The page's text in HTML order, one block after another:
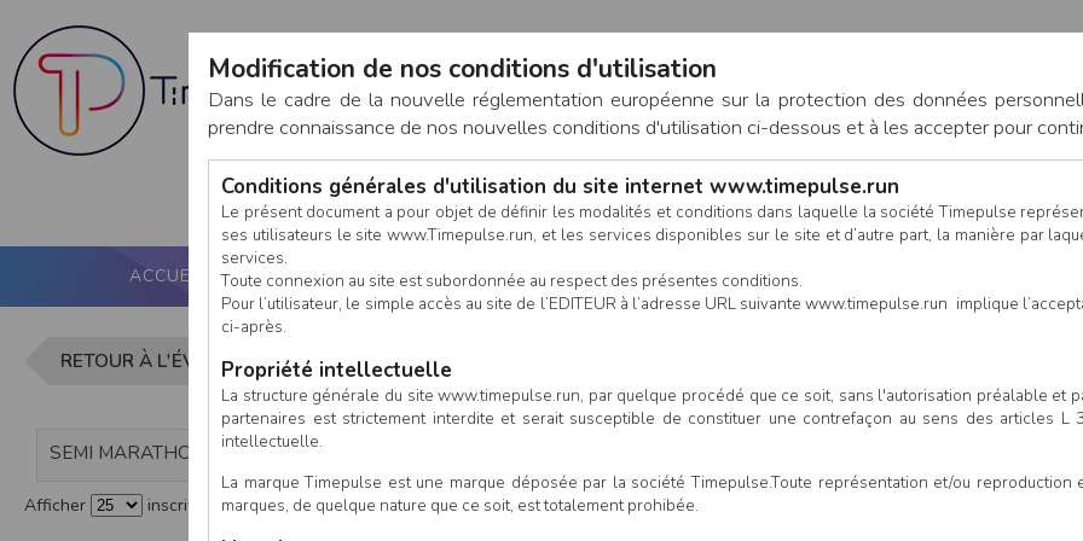
CONNEXION
ACCUEIL PUCE ACTIVE NOS SERVICES CALENDRIER RÉSULTATS
RETOUR À L'ÉVÈNEMENT Liste des inscrits - SEMI MARATHON DE
SEMI MARATHON DE LA CROIX VERTE
Afficher
inscrits par page
Modification de nos conditions d'utilisation
Dans le cadre de la nouvelle réglementation européenne sur la protection des données
prendre connaissance de nos nouvelles conditions d'utilisation ci-dessous et à les accepter pour
Conditions générales d'utilisation du site internet www.timepulse.run
Le présent document a pour objet de définir les modalités et conditions dans laquelle la société Timepulse
ses utilisateurs le site www.Timepulse.run, et les services disponibles sur le site et d’autre part, la manière par
services.
Toute connexion au site est subordonnée au respect des présentes conditions.
Pour l’utilisateur, le simple accès au site de l’EDITEUR à l’adresse URL suivante www.timepulse.run implique
ci-après.
Propriété intellectuelle
La structure générale du site www.timepulse.run, par quelque procédé que ce soit, sans l'autorisation préalable et
partenaires est strictement interdite et serait susceptible de constituer une contrefaçon au sens des articles
intellectuelle.
La marque Timepulse est une marque déposée par la société Timepulse.Toute représentation et/ou
marques, de quelque nature que ce soit, est totalement prohibée.